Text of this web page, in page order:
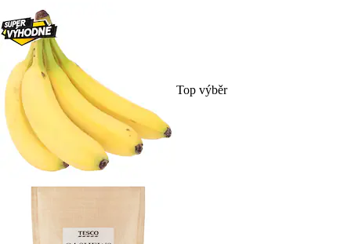
Top výběr